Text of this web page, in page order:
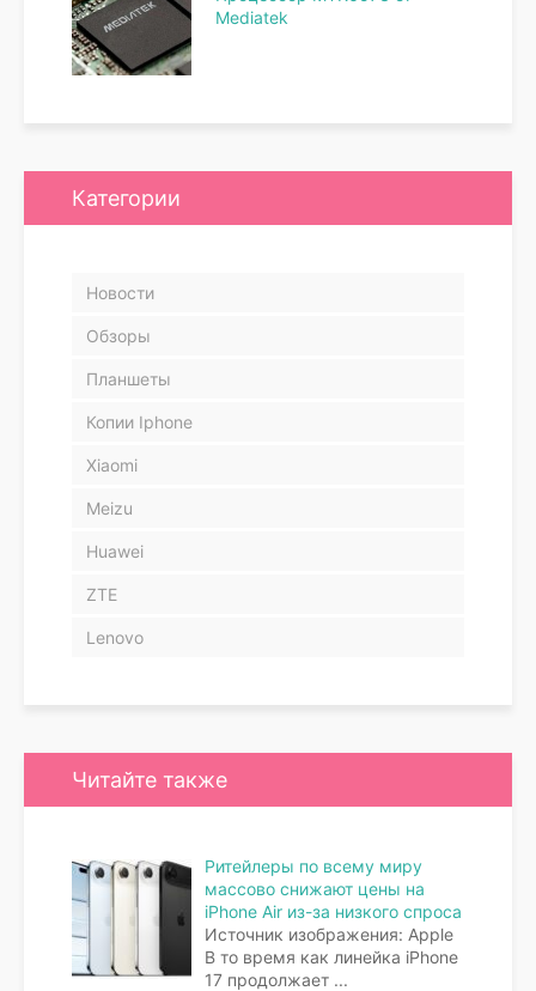
Mediatek
Категории
Новости
Обзоры
Планшеты
Копии Iphone
Xiaomi
Meizu
Huawei
ZTE
Lenovo
Читайте также
Ритейлеры по всему миру
массово снижают цены на
iPhone Air из-за низкого спроса
Источник изображения: Apple
В то время как линейка iPhone
17 продолжает ...